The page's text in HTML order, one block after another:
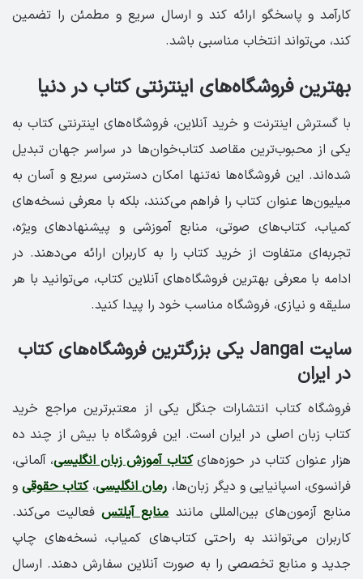
کارآمد و پاسخگو ارائه کند و ارسال سریع و مطمئن را تضمین
کند، می‌تواند انتخاب مناسبی باشد.
بهترین فروشگاه‌های اینترنتی کتاب در دنیا
با گسترش اینترنت و خرید آنلاین، فروشگاه‌های اینترنتی کتاب به
یکی از محبوب‌ترین مقاصد کتاب‌خوان‌ها در سراسر جهان تبدیل
شده‌اند. این فروشگاه‌ها نه‌تنها امکان دسترسی سریع و آسان به
میلیون‌ها عنوان کتاب را فراهم می‌کنند، بلکه با معرفی نسخه‌های
کمیاب، کتاب‌های صوتی، منابع آموزشی و پیشنهادهای ویژه،
تجربه‌ای متفاوت از خرید کتاب را به کاربران ارائه می‌دهند. در
ادامه با معرفی بهترین فروشگاه‌های آنلاین کتاب، می‌توانید با هر
سلیقه و نیازی، فروشگاه مناسب خود را پیدا کنید.
سایت Jangal یکی بزرگترین فروشگاه‌های کتاب
در ایران
فروشگاه کتاب انتشارات جنگل یکی از معتبرترین مراجع خرید
کتاب زبان اصلی در ایران است. این فروشگاه با بیش از چند ده
هزار عنوان کتاب در حوزه‌هایکتاب آموزش زبان انگلیسی، آلمانی،
فرانسوی، اسپانیایی و دیگر زبان‌ها، رمان انگلیسی،کتاب حقوقیو
منابع آزمون‌های بین‌المللی مانندمنابع آیلتسفعالیت می‌کند.
کاربران می‌توانند به راحتی کتاب‌های کمیاب، نسخه‌های چاپ
جدید و منابع تخصصی را به صورت آنلاین سفارش دهند. ارسال